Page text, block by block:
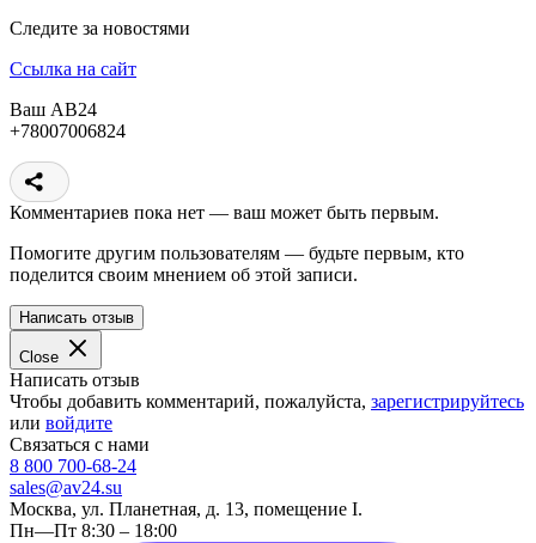
Следите за новостями
Ссылка на сайт
Ваш АВ24
+78007006824
Комментариев пока нет — ваш может быть первым.
Помогите другим пользователям — будьте первым, кто
поделится своим мнением об этой записи.
Написать отзыв
Close
Написать отзыв
Чтобы добавить комментарий, пожалуйста, зарегистрируйтесь
или войдите
Связаться с нами
8 800 700-68-24
sales@av24.su
Москва, ул. Планетная, д. 13, помещение I.
Пн—Пт 8:30 – 18:00